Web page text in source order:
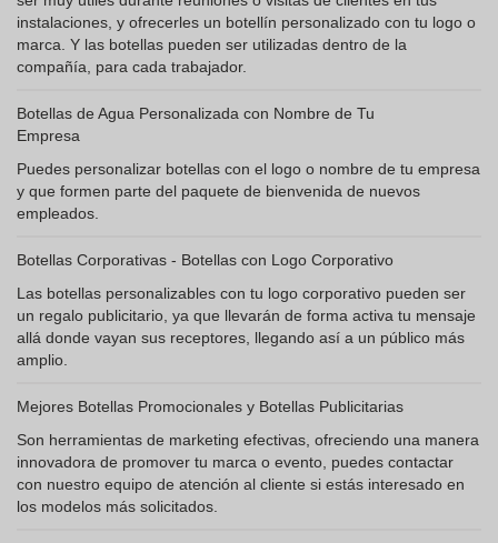
instalaciones, y ofrecerles un botellín personalizado con tu logo o
marca. Y las botellas pueden ser utilizadas dentro de la
compañía, para cada trabajador.
Botellas de Agua Personalizada con Nombre de Tu
Empresa
Puedes personalizar botellas con el logo o nombre de tu empresa
y que formen parte del paquete de bienvenida de nuevos
empleados.
Botellas Corporativas - Botellas con Logo Corporativo
Las botellas personalizables con tu logo corporativo pueden ser
un regalo publicitario, ya que llevarán de forma activa tu mensaje
allá donde vayan sus receptores, llegando así a un público más
amplio.
Mejores Botellas Promocionales y Botellas Publicitarias
Son herramientas de marketing efectivas, ofreciendo una manera
innovadora de promover tu marca o evento, puedes contactar
con nuestro equipo de atención al cliente si estás interesado en
los modelos más solicitados.